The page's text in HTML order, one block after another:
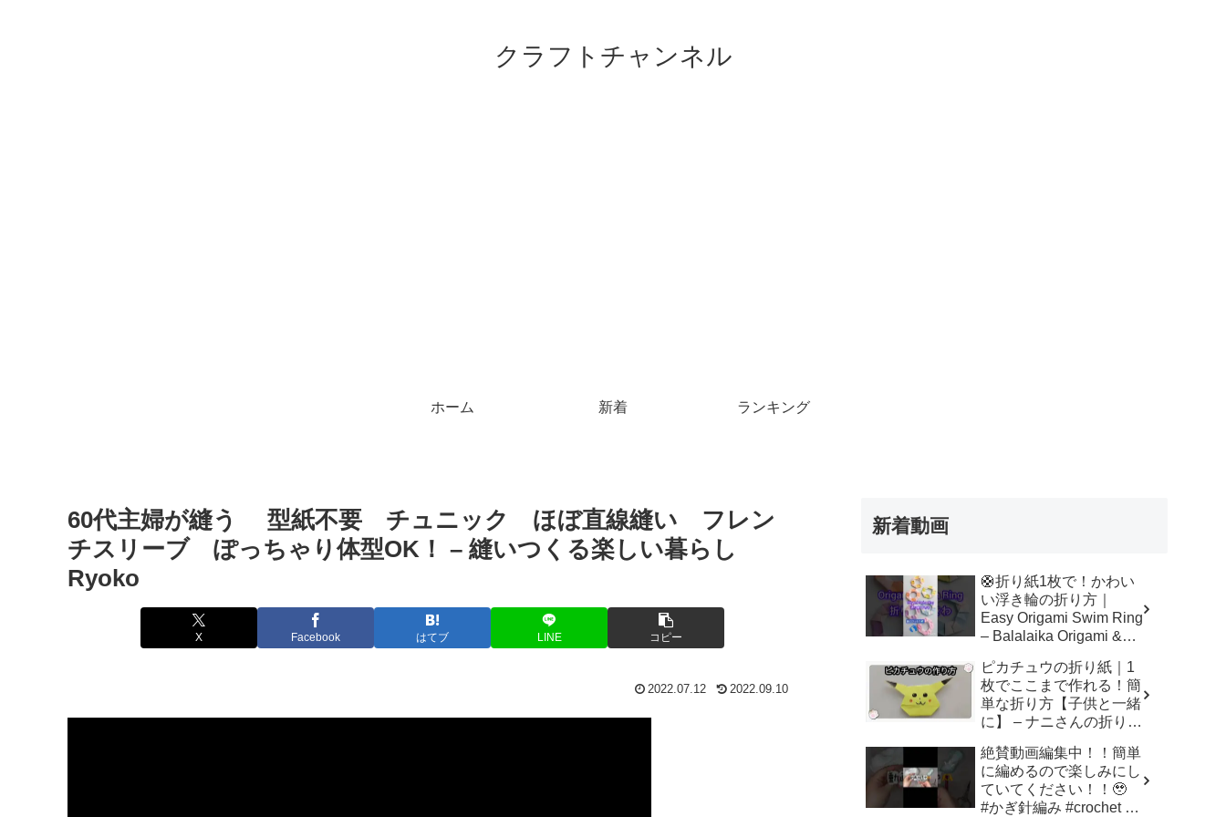
クラフトチャンネル
ホーム 新着 ランキング
60代主婦が縫う 型紙不要 チュニック ほぼ直線縫い フレン
チスリーブ ぽっちゃり体型OK！ – 縫いつくる楽しい暮らし
Ryoko
X Facebook はてブ LINE コピー
2022.07.12 2022.09.10
新着動画
🛟折り紙1枚で！かわい
い浮き輪の折り方｜
Easy Origami Swim Ring
– Balalaika Origami &
ピカチュウの折り紙｜1
枚でここまで作れる！簡
単な折り方【子供と一緒
に】 – ナニさんの折り紙
絶賛動画編集中！！簡単
に編めるので楽しみにし
ていてください！！🥹
#かぎ針編み #crochet #